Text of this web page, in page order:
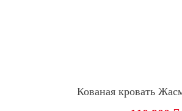
Кованая кровать